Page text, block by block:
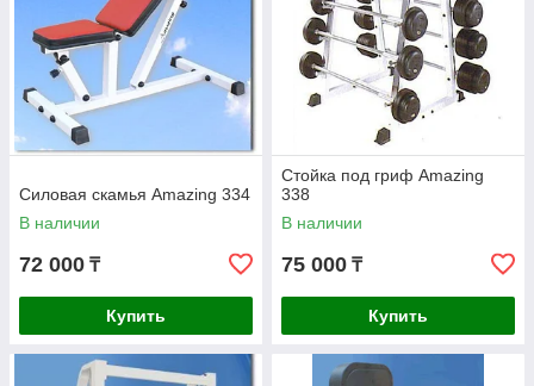
Силовая скамья Amazing 334
В наличии
72 000 ₸
Купить
Стойка под гриф Amazing
338
В наличии
75 000 ₸
Купить